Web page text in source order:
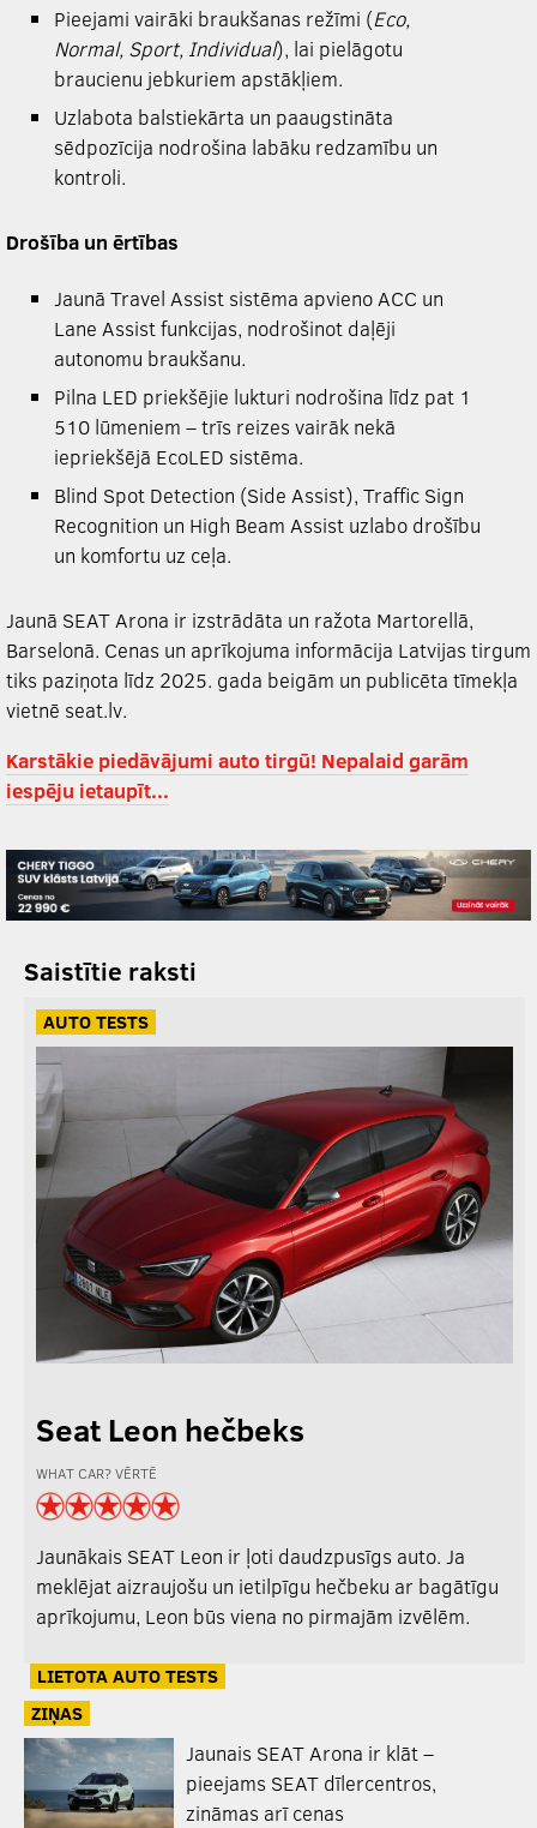
Pieejami vairāki braukšanas režīmi (Eco,
Normal, Sport, Individual), lai pielāgotu
braucienu jebkuriem apstākļiem.
Uzlabota balstiekārta un paaugstināta
sēdpozīcija nodrošina labāku redzamību un
kontroli.
Drošība un ērtības
Jaunā Travel Assist sistēma apvieno ACC un
Lane Assist funkcijas, nodrošinot daļēji
autonomu braukšanu.
Pilna LED priekšējie lukturi nodrošina līdz pat 1
510 lūmeniem – trīs reizes vairāk nekā
iepriekšējā EcoLED sistēma.
Blind Spot Detection (Side Assist), Traffic Sign
Recognition un High Beam Assist uzlabo drošību
un komfortu uz ceļa.
Jaunā SEAT Arona ir izstrādāta un ražota Martorellā,
Barselonā. Cenas un aprīkojuma informācija Latvijas tirgum
tiks paziņota līdz 2025. gada beigām un publicēta tīmekļa
vietnē seat.lv.
Karstākie piedāvājumi auto tirgū! Nepalaid garām
iespēju ietaupīt...
Saistītie raksti
AUTO TESTS
Seat Leon hečbeks
WHAT CAR? VĒRTĒ
Jaunākais SEAT Leon ir ļoti daudzpusīgs auto. Ja
meklējat aizraujošu un ietilpīgu hečbeku ar bagātīgu
aprīkojumu, Leon būs viena no pirmajām izvēlēm.
LIETOTA AUTO TESTS
ZIŅAS
Jaunais SEAT Arona ir klāt –
pieejams SEAT dīlercentros,
zināmas arī cenas